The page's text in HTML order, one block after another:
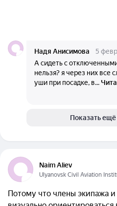
Надя Анисимова
5
А сидеть с
нельзя? я через них все
уши при посадке, в...
Показать
Naim Aliev
Ulyanovsk Civil Aviation
Потому что члены экипажа